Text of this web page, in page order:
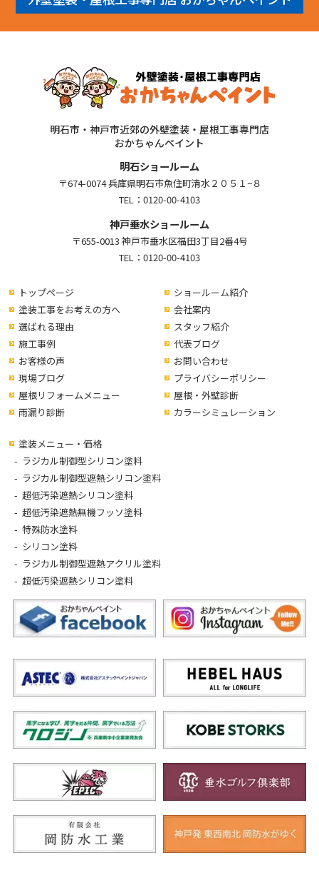
明石市・神戸市近郊の外壁塗装・屋根工事専門店
おかちゃんペイント
明石ショールーム
〒674-0074 兵庫県明石市魚住町清水２０５１−８
TEL： 0120-00-4103
神戸垂水ショールーム
〒655-0013 神戸市垂水区福田3丁目2番4号
TEL： 0120-00-4103
トップページ
塗装工事をお考えの方へ
選ばれる理由
ショールーム紹介
会社案内
スタッフ紹介
施工事例
お客様の声
現場ブログ
代表ブログ
お問い合わせ
プライバシーポリシー
屋根リフォームメニュー
雨漏り診断
屋根・外壁診断
カラーシミュレーション
塗装メニュー・価格
ラジカル制御型シリコン塗料
ラジカル制御型遮熱シリコン塗料
超低汚染遮熱シリコン塗料
超低汚染遮熱無機フッソ塗料
特殊防水塗料
シリコン塗料
ラジカル制御型遮熱アクリル塗料
超低汚染遮熱シリコン塗料